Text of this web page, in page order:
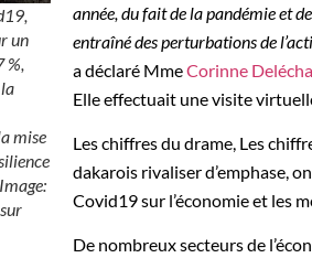
un
%,
mise
année, du fait de la pandémie et
entraîné des perturbations de
a déclaré MmeCorinne
Elle effectuait une visite
Les chiffres du drame, Les
dakarois rivaliser d’emphase,
Covid19 sur l’économie et les
De nombreux secteurs de